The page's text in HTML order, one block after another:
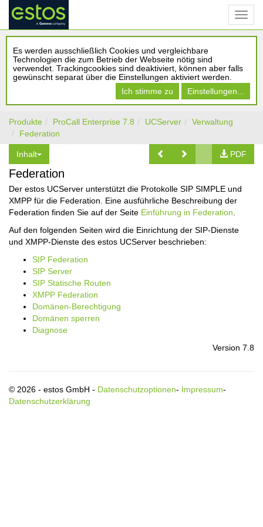
Es werden ausschließlich Cookies und vergleichbare
Technologien die zum Betrieb der Webseite nötig sind
verwendet. Trackingcookies sind deaktiviert, können aber falls
gewünscht separat über die Einstellungen aktiviert werden.
Ich stimme zu
Einstellungen...
Produkte ProCall Enterprise 7.8 UCServer
Verwaltung
Federation
Inhalt PDF
Federation
Der estos UCServer unterstützt die Protokolle SIP SIMPLE und
XMPP für die Federation. Eine ausführliche Beschreibung der
Federation finden Sie auf der Seite Einführung in Federation
Auf den folgenden Seiten wird die Einrichtung der SIP-Dienste
und XMPP-Dienste des estos UCServer beschrieben:
SIP Federation
SIP Server
SIP Statische Routen
XMPP Federation
Domänen-Berechtigung
Domänen sperren
Diagnose
Version 7.8
© 2026 - estos GmbH - Datenschutzoptionen- Impressum-
Datenschutzerklärung